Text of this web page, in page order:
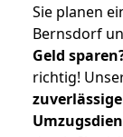
Sie planen
Bernsdorf
Geld
richtig!
zuverlässige